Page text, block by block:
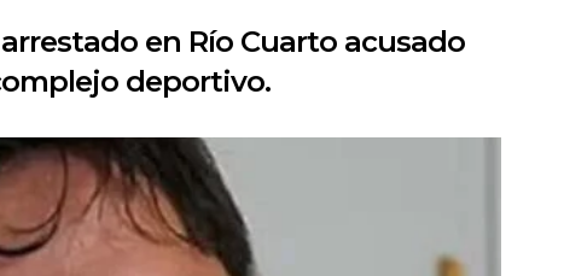
en Río Cuarto acusado
deportivo.